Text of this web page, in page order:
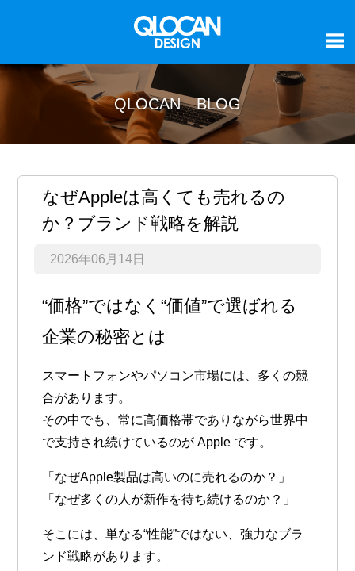
QLOCAN BLOG
なぜAppleは高くても売れるの
か？ブランド戦略を解説
2026年06月14日
“価格”ではなく“価値”で選ばれる
企業の秘密とは
スマートフォンやパソコン市場には、多くの競
合があります。
その中でも、常に高価格帯でありながら世界中
で支持され続けているのが Apple です。
「なぜApple製品は高いのに売れるのか？」
「なぜ多くの人が新作を待ち続けるのか？」
そこには、単なる“性能”ではない、強力なブラ
ンド戦略があります。